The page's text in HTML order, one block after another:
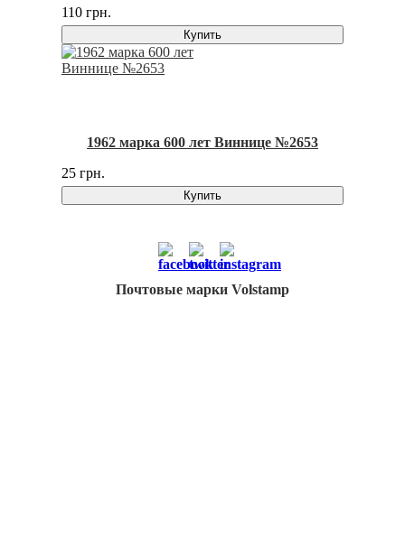
110 грн.
Купить
1962 марка 600 лет Виннице №2653
25 грн.
Купить
Почтовые марки Volstamp